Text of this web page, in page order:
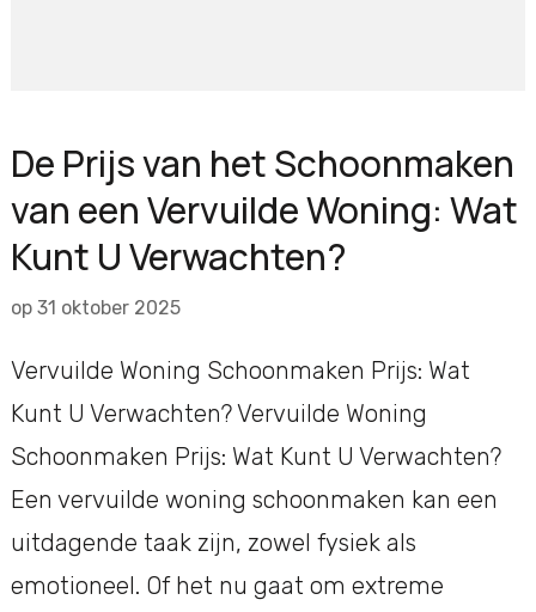
De Prijs van het Schoonmaken
van een Vervuilde Woning: Wat
Kunt U Verwachten?
op 31 oktober 2025
Vervuilde Woning Schoonmaken Prijs: Wat
Kunt U Verwachten? Vervuilde Woning
Schoonmaken Prijs: Wat Kunt U Verwachten?
Een vervuilde woning schoonmaken kan een
uitdagende taak zijn, zowel fysiek als
emotioneel. Of het nu gaat om extreme